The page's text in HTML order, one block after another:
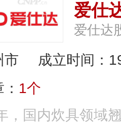
爱仕
爱仕达
市
成立时间：
1个
，国内炊具领域